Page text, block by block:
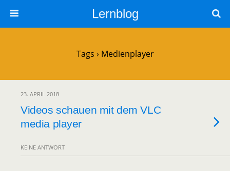
Lernblog
Tags › Medienplayer
23. APRIL 2018
Videos schauen mit dem VLC
media player
KEINE ANTWORT